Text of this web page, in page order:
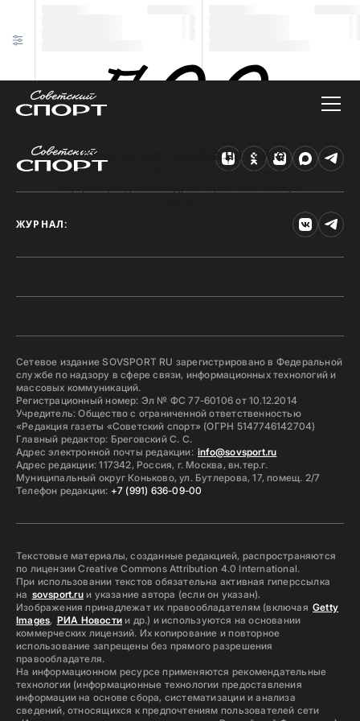
Техническая ошибка на сайте
Произошла ошибка. Чтобы найти нужную
ЖУРНАЛ:
Сетевое издание SOVSPORT RU зарегистрировано в Федеральной
службе по надзору в сфере связи, информационных технологий и
массовых коммуникаций.
Регистрационный номер: Эл № ФС 77-60106 от 10.12.2014
Учредитель: Общество с ограниченной ответственностью
«Редакция газеты «Советский спорт» (ОГРН 5147746142704)
Главный редактор: Бреговский С. С.
Адрес электронной почты редакции: info@sovsport.ru
Адрес редакции: 117342, Россия, г. Москва, вн.тер.г.
Муниципальный округ Коньково, ул. Бутлерова, 17, помещ. 2/7
Телефон редакции: +7 (991) 636-09-00
Текстовые материалы, созданные редакцией, распространяются
по лицензии Creative Commons Attribution 4.0 International.
При использовании текстов обязательна активная гиперссылка
на sovsport.ruи указание автора (если он указан).
Изображения принадлежат их правообладателям (включая Getty
Images, РИА Новостии др.) и используются на основании
коммерческих лицензий. Их копирование и повторное
использование запрещены без прямого разрешения
правообладателя.
На информационном ресурсе применяются рекомендательные
технологии (информационные технологии предоставления
информации на основе сбора, систематизации и анализа
сведений, относящихся к предпочтениям пользователей сети